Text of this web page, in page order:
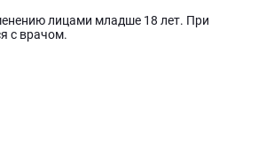
лицами младше 18 лет. При
с врачом.